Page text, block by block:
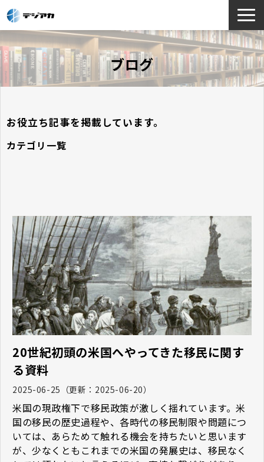
選ばれる理由
サービス一覧
お役立ち情報
よくあるご質問
ブログ
お役立ち記事を掲載しています。
カテゴリ一覧
20世紀初頭の米国へやってきた移民に関す
る資料
2025-06-25 （更新： 2025-06-20）
米国の現政権下で移民政策が激しく揺れています。米
国の移民の歴史過程や、各時代の移民制限や問題につ
いては、あらためて触れる機会を持ちたいと思います
が、少なくともこれまでの米国の発展史は、移民なく